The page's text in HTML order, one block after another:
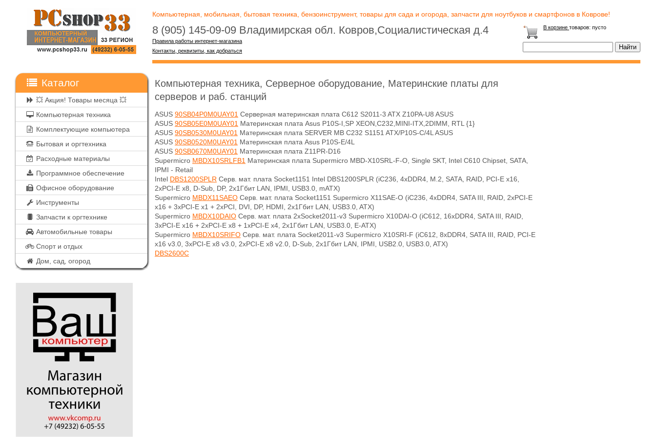
Компьютерная, мобильная, бытовая техника, бензоинструмент, товары для сада и огорода, запчасти для ноутбуков и смартфонов в Коврове!
8 (905) 145-09-09 Владимирская обл. Ковров,Социалистическая д.4
Правила работы интернет-магазина
Контакты, реквизиты, как добраться
В корзине товаров: пусто
Каталог
💥 Акция! Товары месяца 💥
Компьютерная техника
Комплектующие компьютера
Бытовая и оргтехника
Расходные материалы
Программное обеспечение
Офисное оборудование
Инструменты
Запчасти к оргтехнике
Автомобильные товары
Спорт и отдых
Дом, сад, огород
Компьютерная техника, Серверное оборудование, Материнские платы для
серверов и раб. станций
ASUS 90SB04P0M0UAY01 Серверная материнская плата C612 S2011-3 ATX Z10PA-U8 ASUS
ASUS 90SB05E0M0UAY01 Материнская плата Asus P10S-I,SP XEON,C232,MINI-ITX,2DIMM, RTL {1}
ASUS 90SB0530M0UAY01 Материнская плата SERVER MB C232 S1151 ATX/P10S-C/4L ASUS
ASUS 90SB0520M0UAY01 Материнская плата Asus P10S-E/4L
ASUS 90SB0670M0UAY01 Материнская плата Z11PR-D16
Supermicro MBDX10SRLFB1 Материнская плата Supermicro MBD-X10SRL-F-O, Single SKT, Intel C610 Chipset, SATA,
IPMI - Retail
Intel DBS1200SPLR Серв. мат. плата Socket1151 Intel DBS1200SPLR (iC236, 4xDDR4, M.2, SATA, RAID, PCI-E x16,
2xPCI-E x8, D-Sub, DP, 2x1Гбит LAN, IPMI, USB3.0, mATX)
Supermicro MBDX11SAEO Серв. мат. плата Socket1151 Supermicro X11SAE-O (iC236, 4xDDR4, SATA III, RAID, 2xPCI-E
x16 + 3xPCI-E x1 + 2xPCI, DVI, DP, HDMI, 2x1Гбит LAN, USB3.0, ATX)
Supermicro MBDX10DAIO Серв. мат. плата 2xSocket2011-v3 Supermicro X10DAI-O (iC612, 16xDDR4, SATA III, RAID,
3xPCI-E x16 + 2xPCI-E x8 + 1xPCI-E x4, 2x1Гбит LAN, USB3.0, E-ATX)
Supermicro MBDX10SRIFO Серв. мат. плата Socket2011-v3 Supermicro X10SRI-F (iC612, 8xDDR4, SATA III, RAID, PCI-E
x16 v3.0, 3xPCI-E x8 v3.0, 2xPCI-E x8 v2.0, D-Sub, 2x1Гбит LAN, IPMI, USB2.0, USB3.0, ATX)
DBS2600C